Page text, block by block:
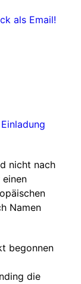
als Email!
nicht nach
einen
Namen
begonnen
die